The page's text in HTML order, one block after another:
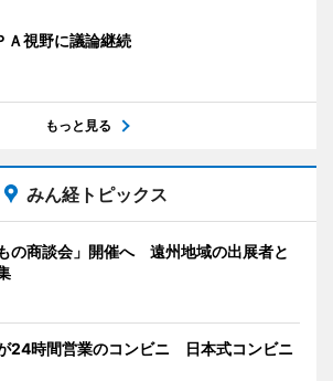
Ａ視野に議論継続
もっと見る
みん経トピックス
の商談会」開催へ 遠州地域の出展者と
24時間営業のコンビニ 日本式コンビニ